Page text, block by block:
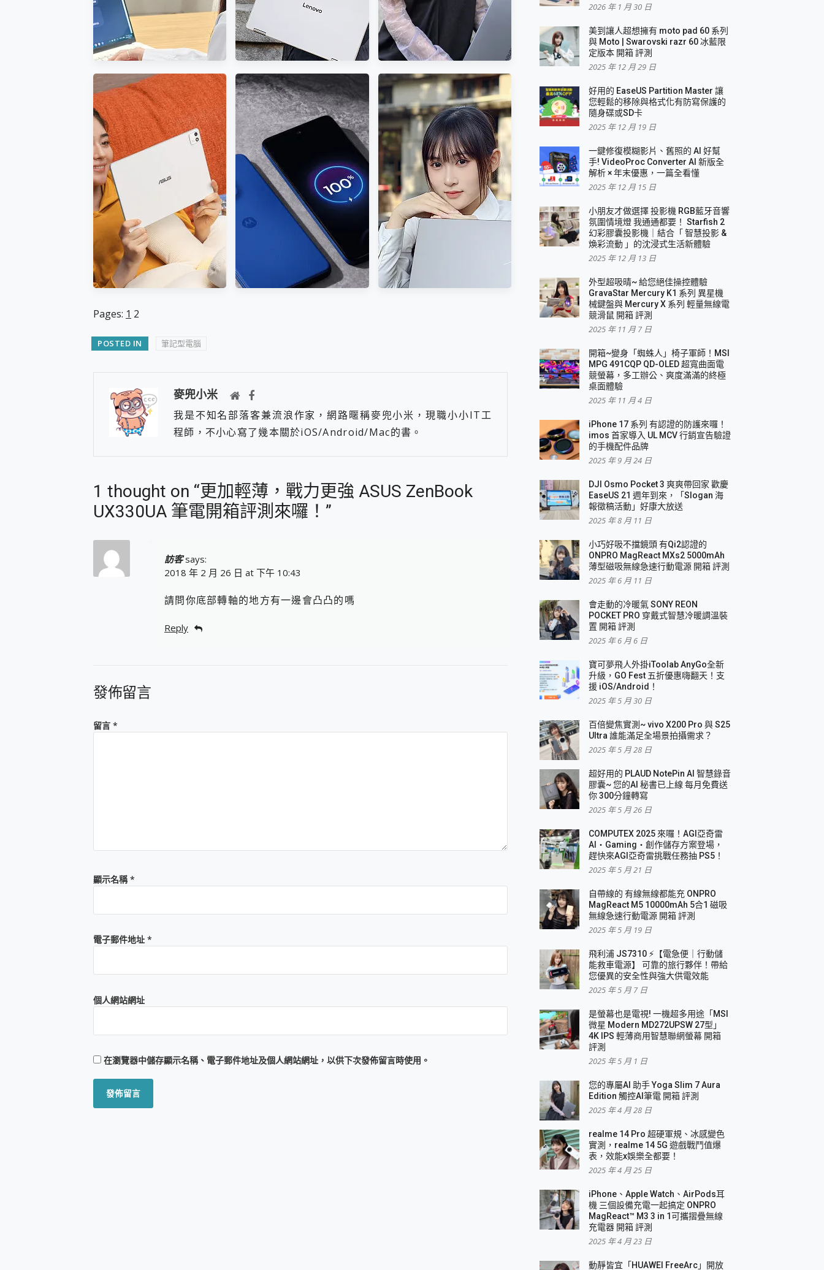
為AI 而生 享受非凡的AI 體驗
ASUS Vivobook S 15 新世代
AI 筆電 開箱評測
翻轉未來 LENOVO Yoga 7
2-in-1 14ILL10 14吋AI觸控
輕薄OLED筆電 開箱 評測
您的專屬AI 助手 Yoga Slim 7
Aura Edition 觸控AI筆電 開
箱 評測
Time，加碼愛奇藝黃金雙周
卡體驗，專案價最低 NT$0
moto g37 power上市，登錄
輕薄商務筆電 Copilot+ PC
Pages: 1 2
POSTED IN 筆記型電腦
麥兜小米
我是不知名部落客兼流浪作家，網路暱稱麥兜小米，現職小小IT工
程師，不小心寫了幾本關於iOS/Android/Mac的書。
1 thought on “更加輕薄，戰力更強 ASUS ZenBook
UX330UA 筆電開箱評測來囉！”
訪客 says:
2018 年 2 月 26 日 at 下午 10:43
請問你底部轉軸的地方有一邊會凸凸的嗎
Reply
發佈留言
留言 *
顯示名稱*
電子郵件地址 *
個人網站網址
在瀏覽器中儲存顯示名稱、電子郵件地址及個人網站網址，以供下次發佈留言時使用。
2026 年 1 月 30 日
美到讓人超想擁有 moto pad 60 系列
與 Moto | Swarovski razr 60 冰藍限
定版本 開箱 評測
2025 年 12 月 29 日
好用的 EaseUS Partition Master 讓
您輕鬆的移除與格式化有防寫保護的
隨身碟或SD卡
2025 年 12 月 19 日
一鍵修復模糊影片、舊照的 AI 好幫
手! VideoProc Converter AI 新版全
解析 × 年末優惠，一篇全看懂
2025 年 12 月 15 日
小朋友才做選擇 投影機 RGB藍牙音響
氛圍情境燈 我通通都要！ Starfish 2
幻彩膠囊投影機｜結合「 智慧投影 &
煥彩流動 」的沈浸式生活新體驗
2025 年 12 月 13 日
外型超吸晴~ 給您絕佳操控體驗
GravaStar Mercury K1 系列 異星機
械鍵盤與 Mercury X 系列 輕量無線電
競滑鼠 開箱 評測
2025 年 11 月 7 日
開箱~變身「蜘蛛人」椅子軍師！MSI
MPG 491CQP QD-OLED 超寬曲面電
競螢幕，多工辦公、爽度滿滿的終極
桌面體驗
2025 年 11 月 4 日
iPhone 17 系列 有認證的防護來囉！
imos 首家導入 UL MCV 行銷宣告驗證
的手機配件品牌
2025 年 9 月 24 日
DJI Osmo Pocket 3 爽爽帶回家 歡慶
EaseUS 21 週年到來，「Slogan 海
報徵稿活動」好康大放送
2025 年 8 月 11 日
小巧好吸不擋鏡頭 有Qi2認證的
ONPRO MagReact MXs2 5000mAh
薄型磁吸無線急速行動電源 開箱 評測
2025 年 6 月 11 日
會走動的冷暖氣 SONY REON
POCKET PRO 穿戴式智慧冷暖調溫裝
置 開箱 評測
2025 年 6 月 6 日
寶可夢飛人外掛iToolab AnyGo全新
升級，GO Fest 五折優惠嗨翻天！支
援 iOS/Android！
2025 年 5 月 30 日
百倍變焦實測~ vivo X200 Pro 與 S25
Ultra 誰能滿足全場景拍攝需求？
2025 年 5 月 28 日
超好用的 PLAUD NotePin AI 智慧錄音
膠囊~ 您的AI 秘書已上線 每月免費送
你 300分鐘轉寫
2025 年 5 月 26 日
COMPUTEX 2025 來囉！AGI亞奇雷
AI・Gaming・創作儲存方案登場，
趕快來AGI亞奇雷挑戰任務抽 PS5！
2025 年 5 月 21 日
自帶線的 有線無線都能充 ONPRO
MagReact M5 10000mAh 5合1 磁吸
無線急速行動電源 開箱 評測
2025 年 5 月 19 日
飛利浦 JS7310 ⚡【電急便｜行動儲
能救車電源】 可靠的旅行夥伴！帶給
您優異的安全性與強大供電效能
2025 年 5 月 7 日
是螢幕也是電視! 一機超多用途「MSI
微星 Modern MD272UPSW 27型」
4K IPS 輕薄商用智慧聯網螢幕 開箱
評測
2025 年 5 月 1 日
您的專屬AI 助手 Yoga Slim 7 Aura
Edition 觸控AI筆電 開箱 評測
2025 年 4 月 28 日
realme 14 Pro 超硬軍規、冰感變色
實測，realme 14 5G 遊戲戰鬥值爆
表，效能x娛樂全都要！
2025 年 4 月 25 日
iPhone、Apple Watch、AirPods耳
機 三個設備充電一起搞定 ONPRO
MagReact™ M3 3 in 1可攜摺疊無線
充電器 開箱 評測
2025 年 4 月 23 日
動靜皆宜「HUAWEI FreeArc」開放